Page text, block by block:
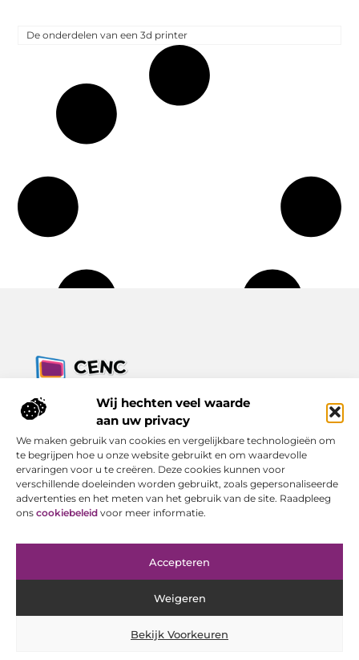
Wij hechten veel waarde
aan uw privacy
We maken gebruik van cookies en vergelijkbare technologieën om
te begrijpen hoe u onze website gebruikt en om waardevolle
ervaringen voor u te creëren. Deze cookies kunnen voor
verschillende doeleinden worden gebruikt, zoals gepersonaliseerde
advertenties en het meten van het gebruik van de site. Raadpleeg
ons cookiebeleid voor meer informatie.
Accepteren
Weigeren
Bekijk Voorkeuren
De onderdelen van een 3d printer
Jouw bron voor inzichten, tips en nieuws uit de digitale
Ontdek alles wat je moet weten over het dagelijks leven, met
een focus op praktische adviezen en actuele trends.
Bericht categorie
Onze informatie
Cookiebeleid (EU)